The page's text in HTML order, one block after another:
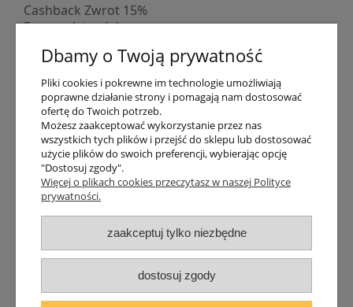
Cashback Zwrot 15%
Formy płatności
Numer konta
PayPo kupujesz, nie płacisz
Progi rabatowe
Promocje
Dostawa
Czas wysyłki
Dostawa
Śledzenie przesyłki GLS
Śledzenie przesyłki DPD
Shipping abroad
Zarejestruj się /Zaloguj się
Dbamy o Twoją prywatność
Pliki cookies i pokrewne im technologie umożliwiają
poprawne działanie strony i pomagają nam dostosować
ofertę do Twoich potrzeb.
Możesz zaakceptować wykorzystanie przez nas
wszystkich tych plików i przejść do sklepu lub dostosować
użycie plików do swoich preferencji, wybierając opcję
"Dostosuj zgody".
Więcej o plikach cookies przeczytasz w naszej Polityce
prywatności.
zaakceptuj tylko niezbędne
dostosuj zgody